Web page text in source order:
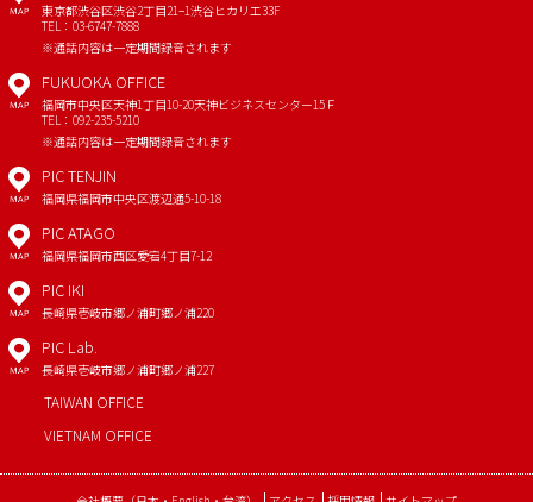
MAP
東京都渋谷区渋谷2丁目21−1渋谷ヒカリエ33F
TEL：03-6747-7888
※通話内容は一定期間録音されます
MAP
FUKUOKA OFFICE
福岡市中央区天神1丁目10-20天神ビジネスセンター15Ｆ
TEL：092-235-5210
※通話内容は一定期間録音されます
MAP
PIC TENJIN
福岡県福岡市中央区渡辺通5-10-18
MAP
PIC ATAGO
福岡県福岡市西区愛宕4丁目7-12
MAP
PIC IKI
長崎県壱岐市郷ノ浦町郷ノ浦220
MAP
PIC Lab.
長崎県壱岐市郷ノ浦町郷ノ浦227
TAIWAN OFFICE
VIETNAM OFFICE